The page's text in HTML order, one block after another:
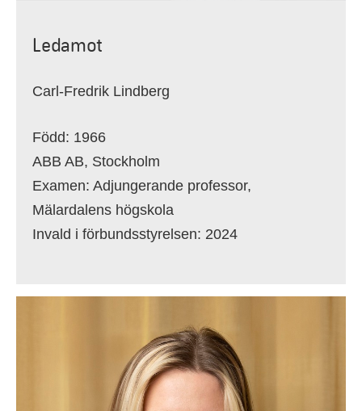
Ledamot
Carl-Fredrik Lindberg
Född: 1966
ABB AB, Stockholm
Examen: Adjungerande professor,
Mälardalens högskola
Invald i förbundsstyrelsen: 2024